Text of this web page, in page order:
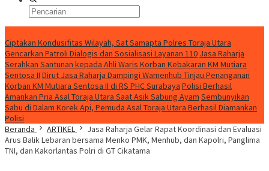
Ciptakan Kondusifitas Wilayah, Sat Samapta Polres Toraja Utara
Gencarkan Patroli Dialogis dan Sosialisasi Layanan 110 Jasa Raharja
Serahkan Santunan kepada Ahli Waris Korban Kebakaran KM Mutiara
Sentosa II Dirut Jasa Raharja Dampingi Wamenhub Tinjau Penanganan
Korban KM Mutiara Sentosa II di RS PHC Surabaya Polisi Berhasil
Amankan Pria Asal Toraja Utara Saat Asik Sabung Ayam Sembunyikan
Sabu di Dalam Korek Api, Pemuda Asal Toraja Utara Berhasil Diamankan
Polisi
Beranda
ARTIKEL
Jasa Raharja Gelar Rapat Koordinasi dan Evaluasi
Arus Balik Lebaran bersama Menko PMK, Menhub, dan Kapolri, Panglima
TNI, dan Kakorlantas Polri di GT Cikatama